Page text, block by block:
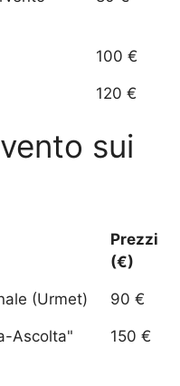
100 €
120 €
sui
Prezzi
(€)
(Urmet) 90 €
Ascolta"
150 €